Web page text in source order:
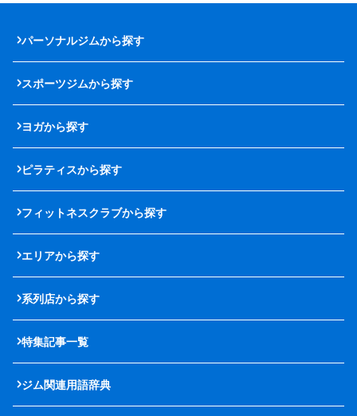
パーソナルジムから探す
スポーツジムから探す
ヨガから探す
ピラティスから探す
フィットネスクラブから探す
エリアから探す
系列店から探す
特集記事一覧
ジム関連用語辞典